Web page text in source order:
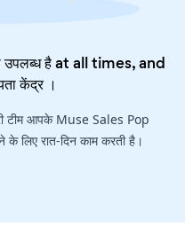
है at all times, and
केंद्र।
टीम आपके Muse Sales Pop
लिए रात-दिन काम करती है।